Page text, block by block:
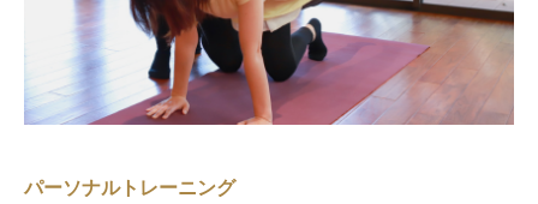
パーソナルトレーニング